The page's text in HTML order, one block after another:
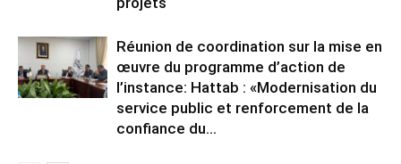
Réunion de coordination sur la mise en
œuvre du programme d’action de
l’instance: Hattab : «Modernisation du
service public et renforcement de la
confiance du...